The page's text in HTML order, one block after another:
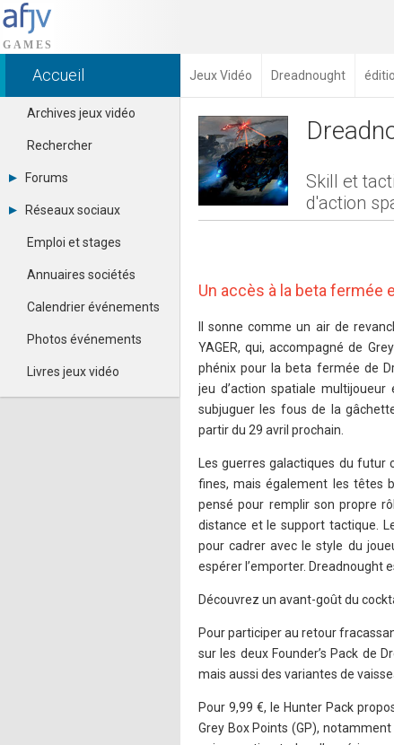
Accueil Jeux Vidéo Dreadnought
Archives jeux vidéo
Rechercher
Forums
Tous les forums
Se connecter
Contacter un modérateur
Réseaux sociaux
Dailymotion
Facebook
Google+
Pinterest
Youtube
Emploi et stages
Annuaires sociétés
Calendrier événements
Photos événements
Livres jeux vidéo
Skill et
d'action
Un accès à la beta fermée
Il sonne comme un air de
YAGER, qui, accompagné de
phénix pour la beta fermée de
jeu d’action spatiale
subjuguer les fous de la
partir du 29 avril prochain.
Les guerres galactiques du futur
fines, mais également les têtes
pensé pour remplir son propre
distance et le support tactique.
pour cadrer avec le style du
espérer l’emporter. Dreadnought
Découvrez un avant-goût du
Pour participer au retour
sur les deux Founder’s Pack de
mais aussi des variantes de
Pour 9,99 €, le Hunter Pack
Grey Box Points (GP),